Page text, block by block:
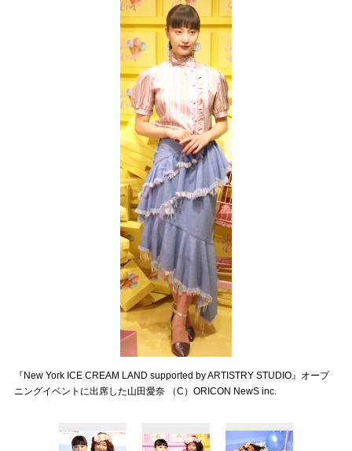
『New York ICE CREAM LAND supported by ARTISTRY STUDIO』オープ
ニングイベントに出席した山田愛奈 （C）ORICON NewS inc.